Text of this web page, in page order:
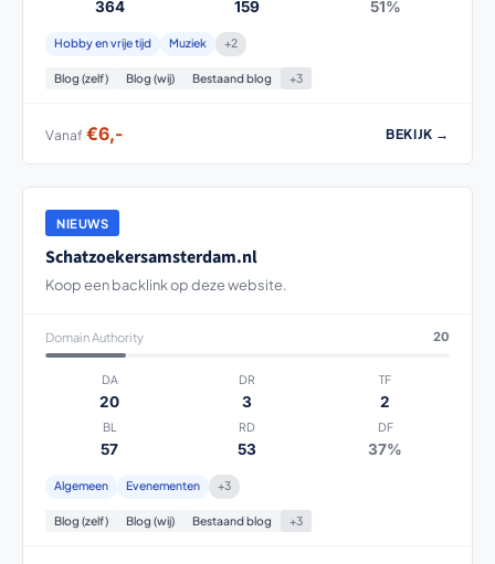
364 159 51%
Hobby en vrije tijd Muziek +2
Blog (zelf) Blog (wij) Bestaand blog +3
Vanaf €6,- BEKIJK →
NIEUWS
Schatzoekersamsterdam.nl
Koop een backlink op deze website.
Domain Authority 20
DA
20
DR
3
TF
2
BL
57
RD
53
DF
37%
Algemeen Evenementen +3
Blog (zelf) Blog (wij) Bestaand blog +3